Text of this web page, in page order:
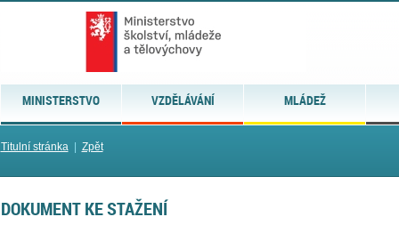
MINISTERSTVO VZDĚLÁVÁNÍ MLÁDEŽ
Titulní stránka| Zpět
DOKUMENT KE STAŽENÍ